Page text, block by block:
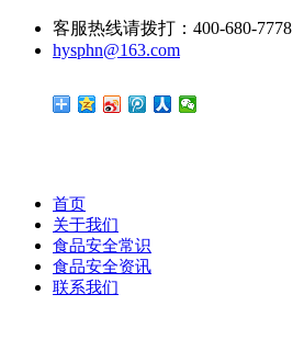
客服热线请拨打：400-680-7778
hysphn@163.com
首页
关于我们
食品安全常识
食品安全资讯
联系我们